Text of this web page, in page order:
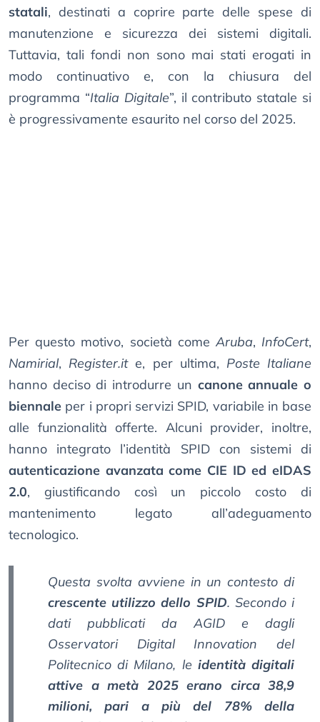
statali, destinati a coprire parte delle spese di
manutenzione e sicurezza dei sistemi digitali.
Tuttavia, tali fondi non sono mai stati erogati in
modo continuativo e, con la chiusura del
programma “Italia Digitale”, il contributo statale si
è progressivamente esaurito nel corso del 2025.
Per questo motivo, società comeAruba, InfoCert,
Namirial, Register.ite, per ultima, Poste Italiane
hanno deciso di introdurre un canone annuale o
biennale per i propri servizi SPID, variabile in base
alle funzionalità offerte. Alcuni provider, inoltre,
hanno integrato l’identità SPID con sistemi di
autenticazione avanzata come CIE ID ed eIDAS
2.0, giustificando così un piccolo costo di
mantenimento legato all’adeguamento
tecnologico.
Questa svolta avviene in un contesto di
crescente utilizzo dello SPID. Secondo i
dati pubblicati daAGID e dagli
Osservatori Digital Innovation del
Politecnico di Milano, le identità digitali
attive a metà 2025 erano circa 38,9
milioni, pari a più del 78% della